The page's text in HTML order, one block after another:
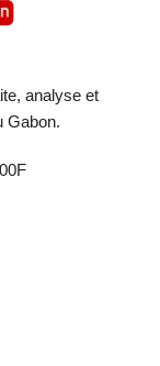
analyse et
Gabon.